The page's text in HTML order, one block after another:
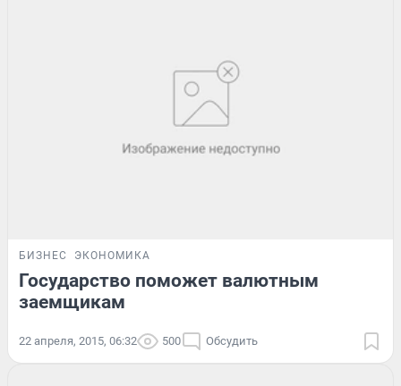
БИЗНЕС ЭКОНОМИКА
Государство поможет валютным
заемщикам
22 апреля, 2015, 06:32 500 Обсудить